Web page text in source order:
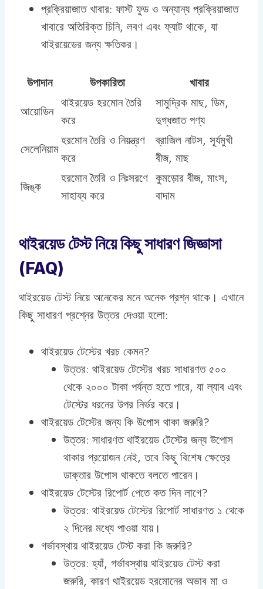
প্রক্রিয়াজাত খাবার: ফাস্ট ফুড ও অন্যান্য প্রক্রিয়াজাত
খাবারে অতিরিক্ত চিনি, লবণ এবং ফ্যাট থাকে, যা
থাইরয়েডের জন্য ক্ষতিকর।
উপাদান উপকারিতা
খাবার
আয়োডিন
থাইরয়েড হরমোন তৈরি
করে
সামুদ্রিক মাছ, ডিম,
দুগ্ধজাত পণ্য
সেলেনিয়াম
হরমোন তৈরি ও নিয়ন্ত্রণ
করে
ব্রাজিল নাটস, সূর্যমুখী
বীজ, মাছ
জিঙ্ক
হরমোন তৈরি ও নিঃসরণে
সাহায্য করে
কুমড়োর বীজ, মাংস,
বাদাম
থাইরয়েড টেস্ট নিয়ে কিছু সাধারণ জিজ্ঞাসা
(FAQ)
থাইরয়েড টেস্ট নিয়ে অনেকের মনে অনেক প্রশ্ন থাকে। এখানে
কিছু সাধারণ প্রশ্নের উত্তর দেওয়া হলো:
থাইরয়েড টেস্টের খরচ কেমন?
উত্তর: থাইরয়েড টেস্টের খরচ সাধারণত ৫০০
থেকে ২০০০ টাকা পর্যন্ত হতে পারে, যা ল্যাব এবং
টেস্টের ধরনের উপর নির্ভর করে।
থাইরয়েড টেস্টের জন্য কি উপোস থাকা জরুরি?
উত্তর: সাধারণত থাইরয়েড টেস্টের জন্য উপোস
থাকার প্রয়োজন নেই, তবে কিছু বিশেষ ক্ষেত্রে
ডাক্তার উপোস থাকতে বলতে পারেন।
থাইরয়েড টেস্টের রিপোর্ট পেতে কত দিন লাগে?
উত্তর: থাইরয়েড টেস্টের রিপোর্ট সাধারণত ১ থেকে
২ দিনের মধ্যে পাওয়া যায়।
গর্ভাবস্থায় থাইরয়েড টেস্ট করা কি জরুরি?
উত্তর: হ্যাঁ, গর্ভাবস্থায় থাইরয়েড টেস্ট করা
জরুরি, কারণ থাইরয়েড হরমোনের অভাব মা ও